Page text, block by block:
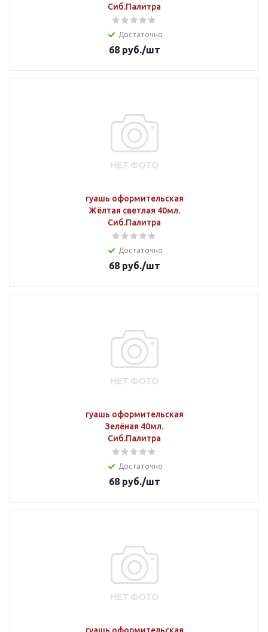
Сиб.Палитра
Достаточно
68руб./шт
гуашь оформительская
Жёлтая светлая 40мл.
Сиб.Палитра
Достаточно
68руб./шт
гуашь оформительская
Зелёная 40мл.
Сиб.Палитра
Достаточно
68руб./шт